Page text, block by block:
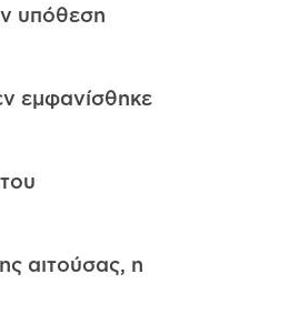
υπόθεση
εμφανίσθηκε
αιτούσας, η